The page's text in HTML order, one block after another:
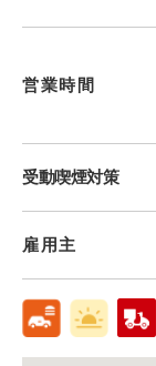
営業時間
受動喫煙対策
雇用主